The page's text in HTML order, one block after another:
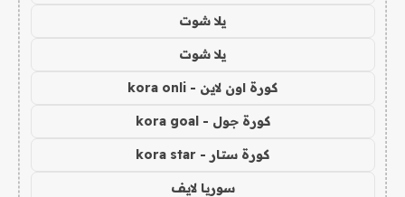
يلا شوت
يلا شوت
كورة اون لاين - kora onli
كورة جول - kora goal
كورة ستار - kora star
سوريا لايف